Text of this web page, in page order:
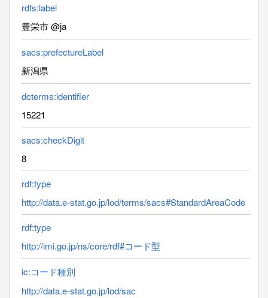
rdfs:label
豊栄市 @ja
sacs:prefectureLabel
新潟県
dcterms:identifier
15221
sacs:checkDigit
8
rdf:type
http://data.e-stat.go.jp/lod/terms/sacs#StandardAreaCode
rdf:type
http://imi.go.jp/ns/core/rdf#コード型
ic:コード種別
http://data.e-stat.go.jp/lod/sac